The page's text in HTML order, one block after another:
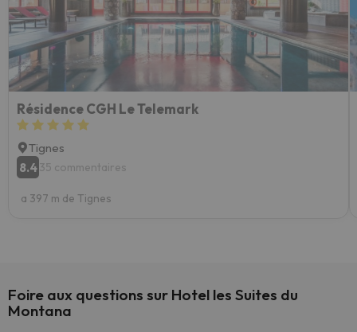
Résidence CGH Le Telemark
Tignes
8.435 commentaires
a 397 m de Tignes
Foire aux questions sur Hotel les Suites du
Montana